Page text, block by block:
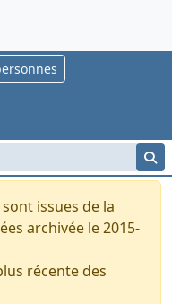
issues de la
archivée le 2015-
récente des